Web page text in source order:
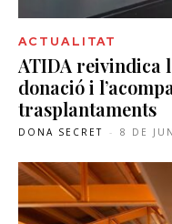
ACTUALITAT
ATIDA reivindica
donació i
trasplantaments
DONA SECRET - 8 DE